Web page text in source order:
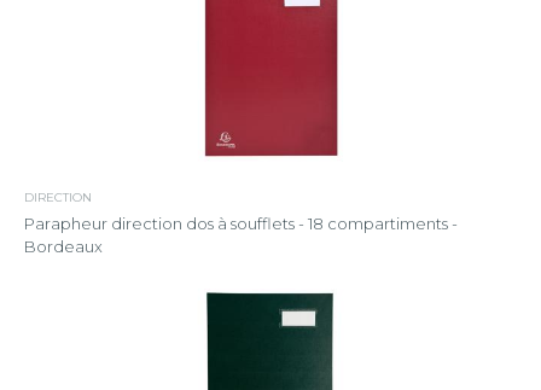
DIRECTION
Parapheur direction dos à soufflets - 18 compartiments -
Bordeaux